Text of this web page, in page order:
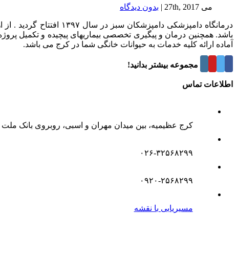
می 27th, 2017 | بدون ديدگاه
درمانگاه دامپزشکی
باشد. همچنین درمان و پیگیری تخصصی بیماریهای پیچیده و تکمیل
آماده ارائه کلیه خدمات به حیوانات خانگی شما در کرج می باشد.
درباره این مجموعه بیشتر بدانید!
اطلاعات تماس
کرج عظیمیه، بین میدان مهران و اسبی، روبروی بانک ملت
۰۲۶-۳۲۵۶۸۲۹۹
۰۹۲۰-۲۵۶۸۲۹۹
مسیریابی با نقشه